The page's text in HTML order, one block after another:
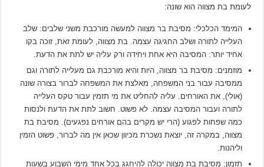
לעומת בת מצווה הוא שונה:
המימד הכלכלי: מסיבת בר מצווה למעשה מורכבת משני שלבים: שלב
העלייה לתורה ושלב החגיגה עצמה. בת מצווה, לעומת זאת, זוכה בקו
אחיד יותר: המסיבה היא אחת ויחידה ורק עליה יש לתת את הדעת.
מוזמנים: מסיבת בר מצווה, היות והיא מורכבת גם מעלייה לתורה וגם
ממסיבה עבור בני המשפחה, מאלצת את המשפחה לברור בצורה שונה
(אולי), את האורחים. עליה להחליט את מי תזמין עבור טקס העלייה
לתורה ועבור המסיבה עצמה. לא פשוט. חשוב לתת את הדעת ולנסות
כמה שפחות לפגוע (הרי יש מקרים בהם אורחים נפגעים). מסיבת בת
מצווה, במקרה זה, יוצאת נשכרת מכיוון שכאן אין מה לברור, פשוט הזמין
וליהנות.
תזמון: מסיבת בת מצווה יכולה להיחגג בכל אחד מימי השבוע בשעות